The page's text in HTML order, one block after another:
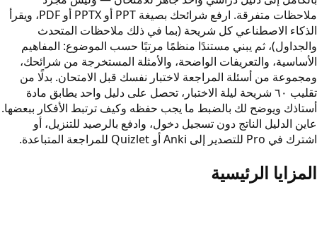
ملاحظات متفرقة. ارفع شرائحك بصيغة PPT أو PPTX أو PDF، ويقرأ
الذكاء الاصطناعي كل شريحة (بما في ذلك ملاحظات المتحدث
والجداول)، ثم يبني مستندًا منظمًا مرتبًا حسب الموضوع: المفاهيم
الأساسية، والتعريفات الواضحة، والأمثلة المستخرجة من شرائحك،
ومجموعة من أسئلة المراجعة لاختبار نفسك قبل الامتحان. بدلًا من
تقليب ٦٠ شريحة ليلة الاختبار، تحصل على دليل واحد يطابق مادة
أستاذك ويوضح لك بالضبط ما يجب حفظه وكيف ترتبط الأفكار ببعضها.
عاين الدليل الناتج دون تسجيل دخول، وادفع بالرصيد للتنزيل، أو
اشترك في Pro للتصدير إلى Anki أو Quizlet للمراجعة المتباعدة.
المزايا الرئيسية